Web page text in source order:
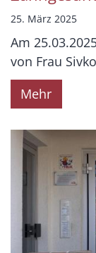
25. März 2025
Am
von Frau
Mehr